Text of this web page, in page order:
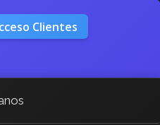
Clientes